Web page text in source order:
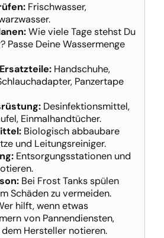
Frischwasser,
Wie viele Tage stehst Du
Passe Deine Wassermenge
Handschuhe,
Panzertape
Desinfektionsmittel,
Einmalhandtücher.
Biologisch abbaubare
und Leitungsreiniger.
Entsorgungsstationen und
Bei Frost Tanks spülen
Schäden zu vermeiden.
hilft, wenn etwas
von Pannendiensten,
Hersteller notieren.